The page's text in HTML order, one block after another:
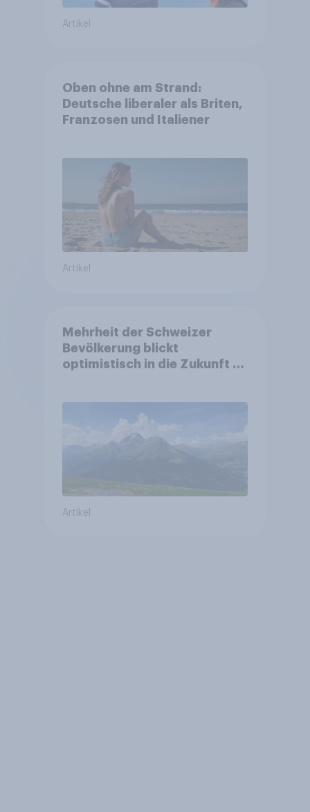
Artikel
Oben ohne am Strand:
Deutsche liberaler als Briten,
Franzosen und Italiener
Artikel
Mehrheit der Schweizer
Bevölkerung blickt
optimistisch in die Zukunft –
Altersvorsorge
Artikel